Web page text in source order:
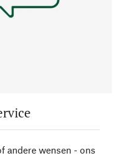
andere wensen - ons